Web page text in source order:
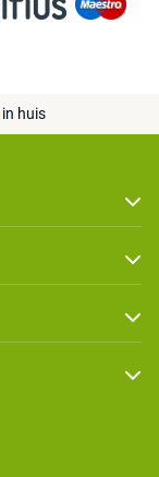
in huis